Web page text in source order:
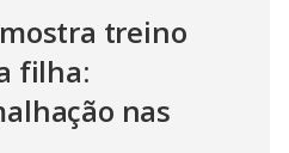
treino
filha:
nas